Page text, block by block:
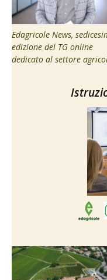
Edagricole News,
edizione del TG online
dedicato al settore